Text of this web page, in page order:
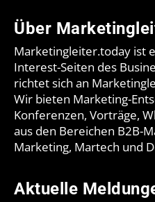
Über
Marketingleiter.today ist
Interest-Seiten des
richtet sich an
Wir bieten Marketing-
Konferenzen, Vorträge,
aus den Bereichen B2B-
Marketing, Martech und
Aktuelle